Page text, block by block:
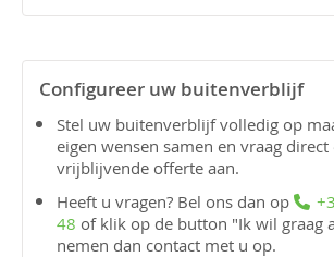
Configureer uw buitenverblijf
Stel uw buitenverblijf volledig op
eigen wensen samen en vraag direct
vrijblijvende offerte aan.
Heeft u vragen? Bel ons dan op
48 of klik op de button "Ik wil graag
nemen dan contact met u op.